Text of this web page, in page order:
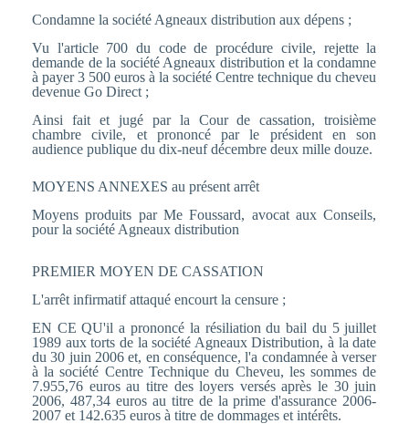
Condamne la société Agneaux distribution aux dépens ;
Vu l'article 700 du code de procédure civile, rejette la
demande de la société Agneaux distribution et la condamne
à payer 3 500 euros à la société Centre technique du cheveu
devenue Go Direct ;
Ainsi fait et jugé par la Cour de cassation, troisième
chambre civile, et prononcé par le président en son
audience publique du dix-neuf décembre deux mille douze.
MOYENS ANNEXES au présent arrêt
Moyens produits par Me Foussard, avocat aux Conseils,
pour la société Agneaux distribution
PREMIER MOYEN DE CASSATION
L'arrêt infirmatif attaqué encourt la censure ;
EN CE QU'il a prononcé la résiliation du bail du 5 juillet
1989 aux torts de la société Agneaux Distribution, à la date
du 30 juin 2006 et, en conséquence, l'a condamnée à verser
à la société Centre Technique du Cheveu, les sommes de
7.955,76 euros au titre des loyers versés après le 30 juin
2006, 487,34 euros au titre de la prime d'assurance 2006-
2007 et 142.635 euros à titre de dommages et intérêts.